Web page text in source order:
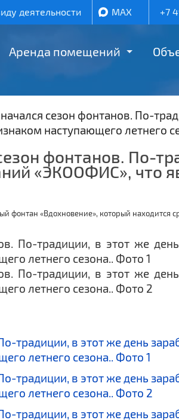
деятельности MAX +7
Аренда помещений
сезон фонтанов. По-
наступающего летнего
фонтанов. По-
«ЭКООФИС», что
фонтан «Вдохновение», который находится